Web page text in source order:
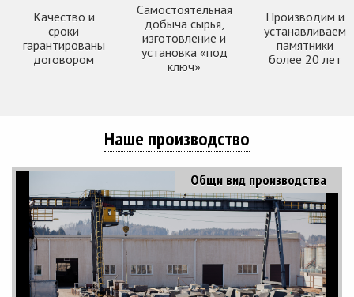
Качество и
сроки
гарантированы
договором
Самостоятельная
добыча сырья,
изготовление и
установка «под
ключ»
Производим и
устанавливаем
памятники
более 20 лет
Наше производство
Общи вид производства